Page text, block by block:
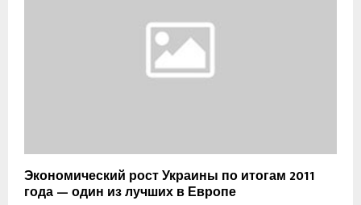
Экономический рост Украины по итогам 2011
года — один из лучших в Европе